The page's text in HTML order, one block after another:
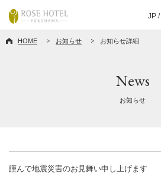
JP /
HOME お知らせ お知らせ詳細
News
お知らせ
謹んで地震災害のお見舞い申し上げます